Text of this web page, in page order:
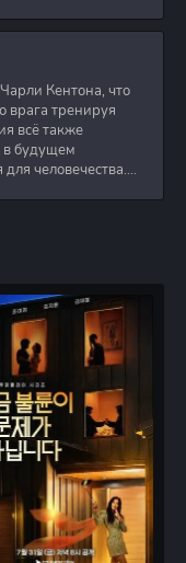
Кентона, что
врага тренируя
всё также
в будущем
человечества.